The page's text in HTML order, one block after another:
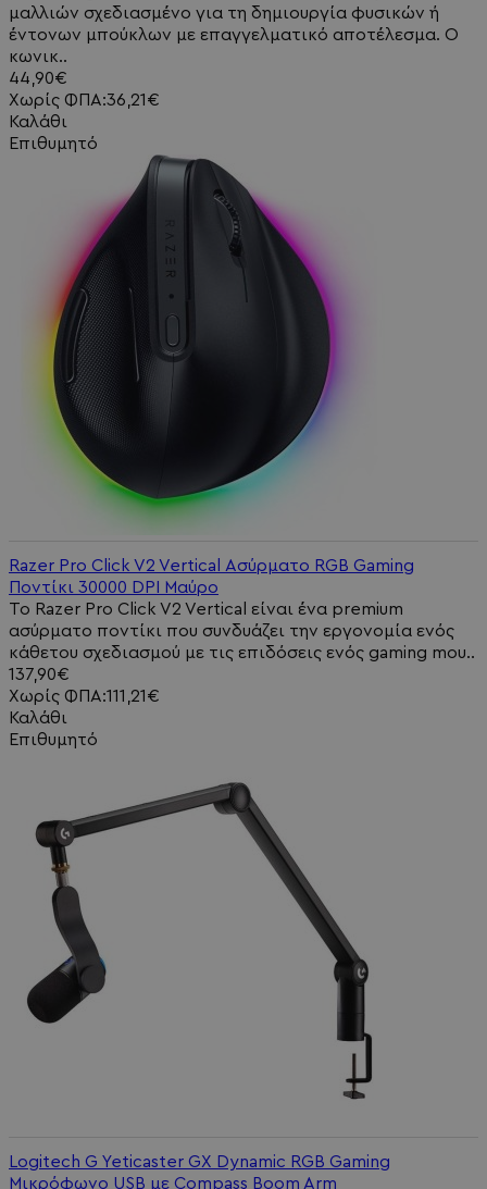
μαλλιών σχεδιασμένο για τη δημιουργία φυσικών ή
έντονων μπούκλων με επαγγελματικό αποτέλεσμα. Ο
κωνικ..
44,90€
Χωρίς ΦΠΑ:36,21€
Καλάθι
Επιθυμητό
Razer Pro Click V2 Vertical Ασύρματο RGB Gaming
Ποντίκι 30000 DPI Μαύρο
Το Razer Pro Click V2 Vertical είναι ένα premium
ασύρματο ποντίκι που συνδυάζει την εργονομία ενός
κάθετου σχεδιασμού με τις επιδόσεις ενός gaming mou..
137,90€
Χωρίς ΦΠΑ:111,21€
Καλάθι
Επιθυμητό
Logitech G Yeticaster GX Dynamic RGB Gaming
Μικρόφωνο USB με Compass Boom Arm